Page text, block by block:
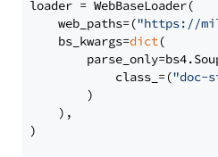
loader = WebBaseLoader(
    web_paths=(
"https://
    bs_kwargs=
dict(
            class_=(
"doc-
        )
    ),
)